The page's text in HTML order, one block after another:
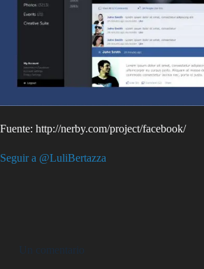
Fuente: http://nerby.com/project/facebook/
Seguir a @LuliBertazza
Un comentario